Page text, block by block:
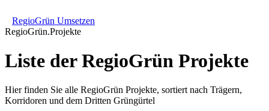
RegioGrün Umsetzen
RegioGrün.Projekte
Liste der RegioGrün Projekte
Hier finden Sie alle RegioGrün Projekte, sortiert nach Trägern,
Korridoren und dem Dritten Grüngürtel